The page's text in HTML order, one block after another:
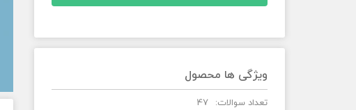
ویژگی ها محصول
تعداد سوالات:
47